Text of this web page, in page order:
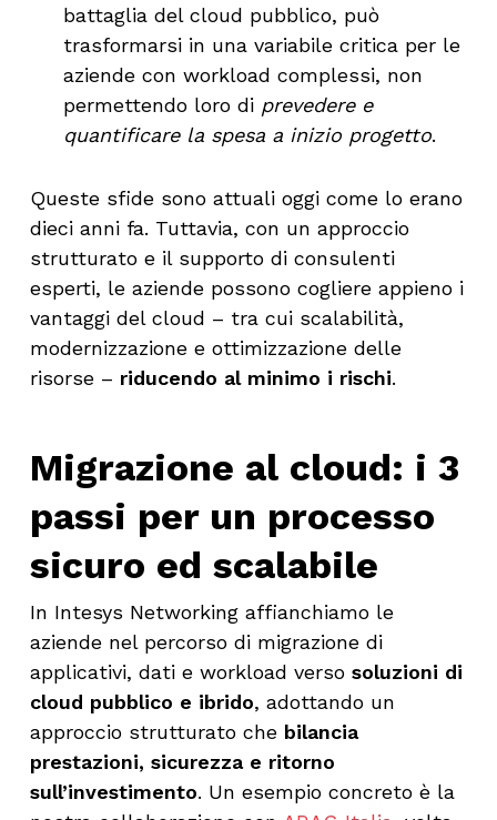
battaglia del cloud pubblico, può
trasformarsi in una variabile critica per le
aziende con workload complessi, non
permettendo loro di prevedere e
quantificare la spesa a inizio progetto.
Queste sfide sono attuali oggi come lo erano
dieci anni fa. Tuttavia, con un approccio
strutturato e il supporto di consulenti
esperti, le aziende possono cogliere appieno i
vantaggi del cloud – tra cui scalabilità,
modernizzazione e ottimizzazione delle
risorse – riducendo al minimo i rischi.
Migrazione al cloud: i 3
passi per un processo
sicuro ed scalabile
In Intesys Networking affianchiamo le
aziende nel percorso di migrazione di
applicativi, dati e workload verso soluzioni di
cloud pubblico e ibrido, adottando un
approccio strutturato chebilancia
prestazioni, sicurezza e ritorno
sull’investimento. Un esempio concreto è la